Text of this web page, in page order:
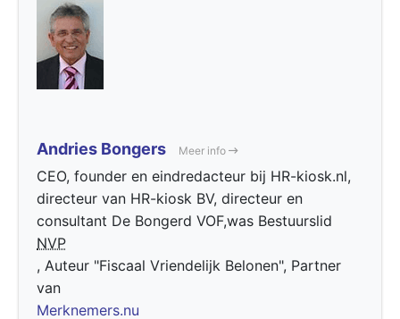
Andries Bongers Meer info
CEO, founder en eindredacteur bij HR-kiosk.nl,
directeur van HR-kiosk BV, directeur en
consultant De Bongerd VOF,was Bestuurslid
NVP
, Auteur "Fiscaal Vriendelijk Belonen", Partner
van
Merknemers.nu